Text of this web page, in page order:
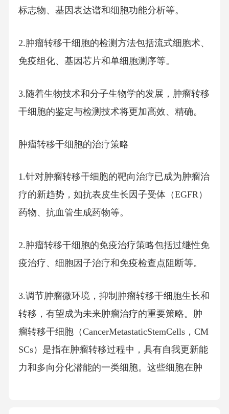
标志物、基因表达谱和细胞功能分析等。
2.肿瘤转移干细胞的检测方法包括流式细胞术、
免疫组化、基因芯片和单细胞测序等。
3.随着生物技术和分子生物学的发展，肿瘤转移
干细胞的鉴定与检测技术将更加高效、精确。
肿瘤转移干细胞的治疗策略
1.针对肿瘤转移干细胞的靶向治疗已成为肿瘤治
疗的新趋势，如抗表皮生长因子受体（EGFR）
药物、抗血管生成药物等。
2.肿瘤转移干细胞的免疫治疗策略包括过继性免
疫治疗、细胞因子治疗和免疫检查点阻断等。
3.调节肿瘤微环境，抑制肿瘤转移干细胞生长和
转移，有望成为未来肿瘤治疗的重要策略。肿
瘤转移干细胞（CancerMetastaticStemCells，CM
SCs）是指在肿瘤转移过程中，具有自我更新能
力和多向分化潜能的一类细胞。这些细胞在肿